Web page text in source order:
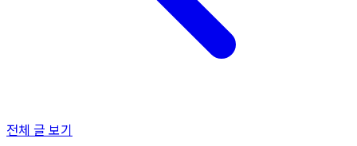
전체 글 보기